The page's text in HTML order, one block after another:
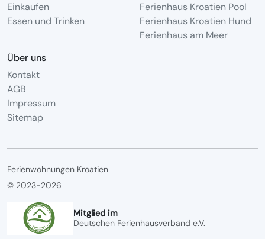
Einkaufen
Essen und Trinken
Ferienhaus Kroatien Pool
Ferienhaus Kroatien Hund
Ferienhaus am Meer
Über uns
Kontakt
AGB
Impressum
Sitemap
Ferienwohnungen Kroatien
© 2023-2026
Mitglied im
Deutschen Ferienhausverband e.V.